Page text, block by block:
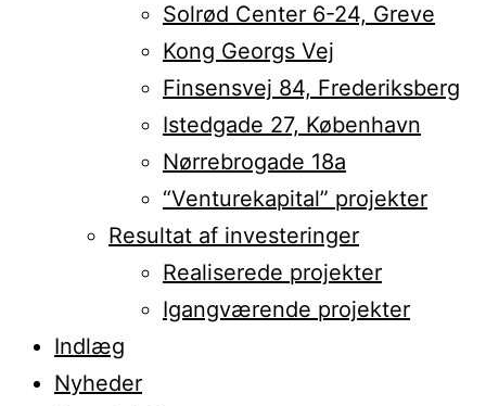
Solrød Center 6-24, Greve
Kong Georgs Vej
Finsensvej 84, Frederiksberg
Istedgade 27, København
Nørrebrogade 18a
“Venturekapital” projekter
Resultat af investeringer
Realiserede projekter
Igangværende projekter
Indlæg
Nyheder